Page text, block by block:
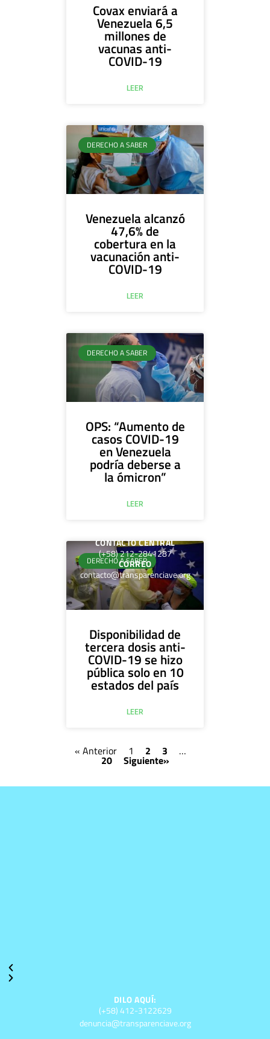
Covax enviará a
Venezuela 6,5
millones de
vacunas anti-
COVID-19
LEER
DERECHO A SABER
Venezuela alcanzó
47,6% de
cobertura en la
vacunación anti-
COVID-19
LEER
DERECHO A SABER
OPS: “Aumento de
casos COVID-19
en Venezuela
podría deberse a
la ómicron”
LEER
DERECHO A SABER
Disponibilidad de
tercera dosis anti-
COVID-19 se hizo
pública solo en 10
estados del país
LEER
« Anterior 1 2 3 …
20 Siguiente»
CONTACTO CENTRAL
(+58) 212-2841287
CORREO
contacto@transparenciave.org
DILO AQUÍ:
(+58) 412-3122629
denuncia@transparenciave.org